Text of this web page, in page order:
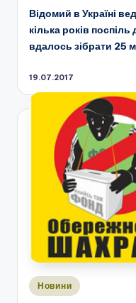
Відомий в Україні
кілька років
вдалось зібрати 25
19.07.2017
Опубліковано
Новини